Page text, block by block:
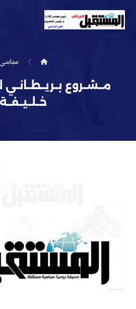
مـشـروع بـريـطـانـي
خـلـيـفـة